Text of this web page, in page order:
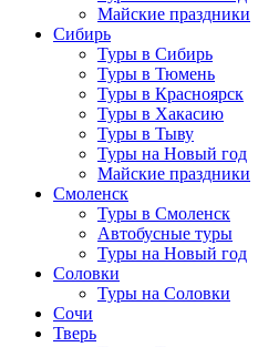
Майские праздники
Сибирь
Туры в Сибирь
Туры в Тюмень
Туры в Красноярск
Туры в Хакасию
Туры в Тыву
Туры на Новый год
Майские праздники
Смоленск
Туры в Смоленск
Автобусные туры
Туры на Новый год
Соловки
Туры на Соловки
Сочи
Тверь